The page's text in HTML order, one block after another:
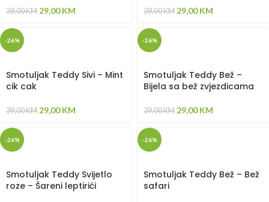
39,00KM 29,00KM 39,00KM 29,00KM
-26%
Smotuljak Teddy Sivi – Mint
cik cak
39,00KM 29,00KM
-26%
Smotuljak Teddy Bež –
Bijela sa bež zvjezdicama
39,00KM 29,00KM
-26%
Smotuljak Teddy Svijetlo
roze – Šareni leptirići
-26%
Smotuljak Teddy Bež – Bež
safari